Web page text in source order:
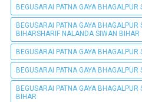
BEGUSARAI PATNA GAYA
BEGUSARAI PATNA GAYA
BIHARSHARIF NALANDA SIWAN BIHAR
BEGUSARAI PATNA GAYA BHAGALPUR
BEGUSARAI PATNA GAYA BHAGALPUR
BEGUSARAI PATNA GAYA
BIHAR